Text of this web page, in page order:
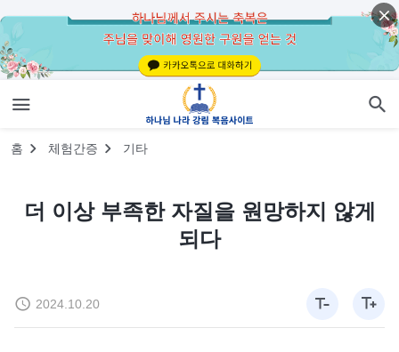
홈 체험간증 기타
더 이상 부족한 자질을 원망하지 않게
되다
2024.10.20